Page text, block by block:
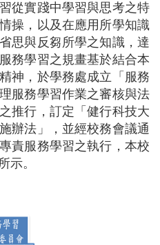
從實踐中學習與思考之特
操，以及在應用所學知識
思與反芻所學之知識，達
服務學習之規畫基於結合本
神，於學務處成立「服務
服務學習作業之審核與法
推行，訂定「健行科技大
辦法」，並經校務會議通
責服務學習之執行，本校
示。